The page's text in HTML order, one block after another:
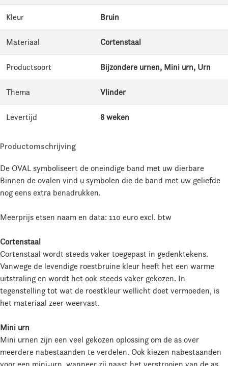
Kleur Bruin
Materiaal Cortenstaal
Productsoort Bijzondere urnen, Mini urn, Urn
Thema Vlinder
Levertijd 8 weken
Productomschrijving
De OVAL symboliseert de oneindige band met uw dierbare
Binnen de ovalen vind u symbolen die de band met uw geliefde
nog eens extra benadrukken.
Meerprijs etsen naam en data: 110 euro excl. btw
Cortenstaal
Cortenstaal wordt steeds vaker toegepast in gedenktekens.
Vanwege de levendige roestbruine kleur heeft het een warme
uitstraling en wordt het ook steeds vaker gekozen. In
tegenstelling tot wat de roestkleur wellicht doet vermoeden, is
het materiaal zeer weervast.
Mini urn
Mini urnen zijn een veel gekozen oplossing om de as over
meerdere nabestaanden te verdelen. Ook kiezen nabestaanden